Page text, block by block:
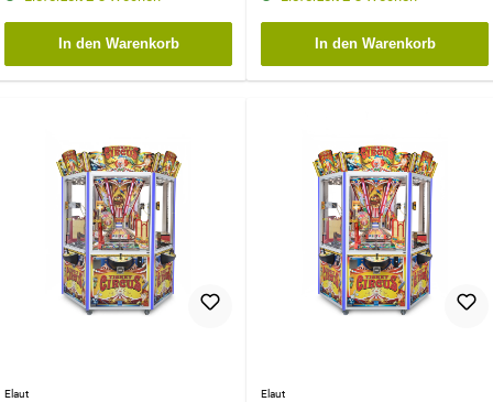
In den Warenkorb In den Warenkorb
Elaut Elaut